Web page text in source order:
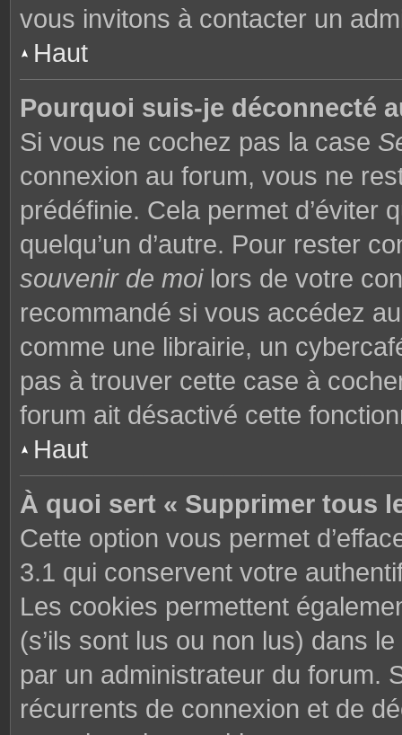
vous invitons à contacter un
Haut
Pourquoi suis-je déconnecté
Si vous ne cochez pas la case
connexion au forum, vous ne
prédéfinie. Cela permet d’éviter
quelqu’un d’autre. Pour rester
souvenir de moilors de votre
recommandé si vous accédez
comme une librairie, un
pas à trouver cette case à
forum ait désactivé cette
Haut
À quoi sert « Supprimer tous
Cette option vous permet
3.1 qui conservent votre
Les cookies permettent
(s’ils sont lus ou non lus) dans
par un administrateur du forum.
récurrents de connexion et de